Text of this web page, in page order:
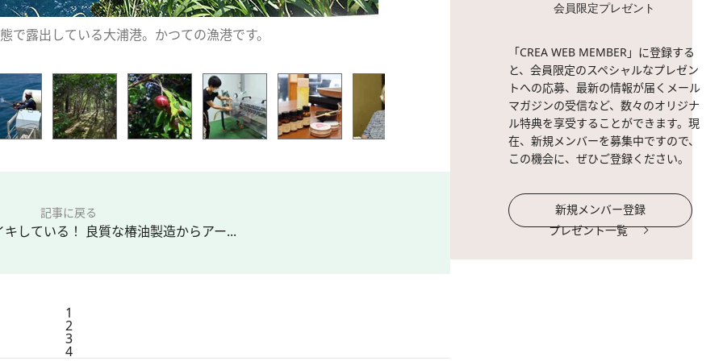
で露出している大浦港。かつての漁港です。
記事に戻る
している！ 良質な椿油製造からアー...
1
2
3
4
会員限定プレゼント
「CREA WEB MEMBER」に登録する
と、会員限定のスペシャルなプレゼン
トへの応募、最新の情報が届くメール
マガジンの受信など、数々のオリジナ
ル特典を享受することができます。現
在、新規メンバーを募集中ですので、
この機会に、ぜひご登録ください。
新規メンバー登録
プレゼント一覧